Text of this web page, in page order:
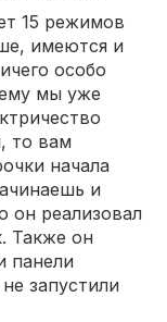
15 режимов
имеются и
особо
мы уже
то вам
начала
и
он реализовал
Также он
панели
запустили